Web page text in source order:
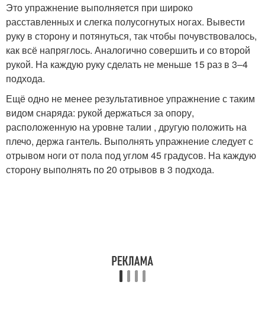
Это упражнение выполняется при широко
расставленных и слегка полусогнутых ногах. Вывести
руку в сторону и потянуться, так чтобы почувствовалось,
как всё напряглось. Аналогично совершить и со второй
рукой. На каждую руку сделать не меньше 15 раз в 3–4
подхода.
Ещё одно не менее результативное упражнение с таким
видом снаряда: рукой держаться за опору,
расположенную на уровне талии , другую положить на
плечо, держа гантель. Выполнять упражнение следует с
отрывом ноги от пола под углом 45 градусов. На каждую
сторону выполнять по 20 отрывов в 3 подхода.